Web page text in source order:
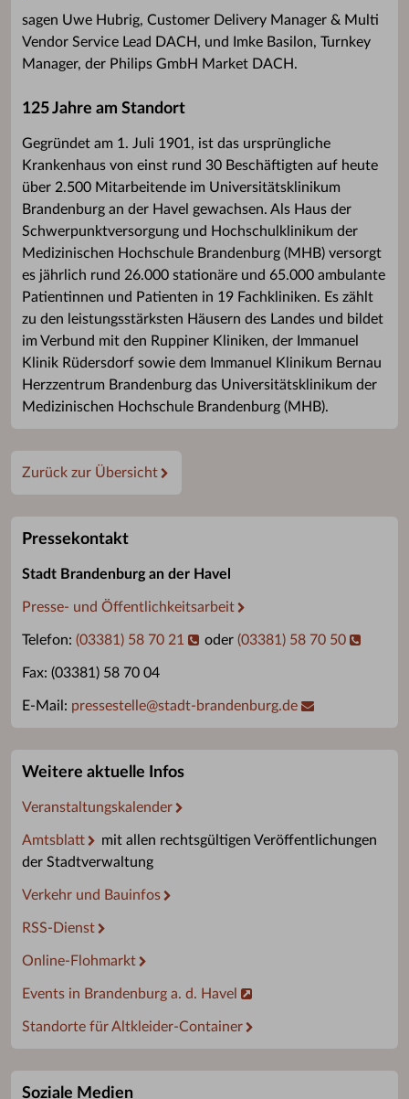
sagen Uwe Hubrig, Customer Delivery Manager & Multi
Vendor Service Lead DACH, und Imke Basilon, Turnkey
Manager, der Philips GmbH Market DACH.
125 Jahre am Standort
Gegründet am 1. Juli 1901, ist das ursprüngliche
Krankenhaus von einst rund 30 Beschäftigten auf heute
über 2.500 Mitarbeitende im Universitätsklinikum
Brandenburg an der Havel gewachsen. Als Haus der
Schwerpunktversorgung und Hochschulklinikum der
Medizinischen Hochschule Brandenburg (MHB) versorgt
es jährlich rund 26.000 stationäre und 65.000 ambulante
Patientinnen und Patienten in 19 Fachkliniken. Es zählt
zu den leistungsstärksten Häusern des Landes und bildet
im Verbund mit den Ruppiner Kliniken, der Immanuel
Klinik Rüdersdorf sowie dem Immanuel Klinikum Bernau
Herzzentrum Brandenburg das Universitätsklinikum der
Medizinischen Hochschule Brandenburg (MHB).
Zurück zur Übersicht
Pressekontakt
Stadt Brandenburg an der Havel
Presse- und Öffentlichkeitsarbeit
Telefon: (03381) 58 70 21 oder (03381) 58 70 50
Fax: (03381) 58 70 04
E-Mail: pressestelle@stadt-brandenburg.de
Weitere aktuelle Infos
Veranstaltungskalender
Amtsblatt
mit allen rechtsgültigen Veröffentlichungen
der Stadtverwaltung
Verkehr und Bauinfos
RSS-Dienst
Online-Flohmarkt
Events in Brandenburg a. d. Havel
Standorte für Altkleider-Container
Soziale Medien